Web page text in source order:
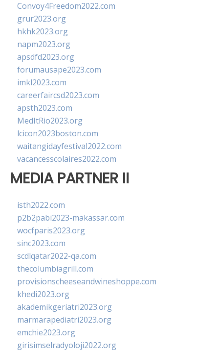
Convoy4Freedom2022.com
grur2023.org
hkhk2023.org
napm2023.org
apsdfd2023.org
forumausape2023.com
imkl2023.com
careerfaircsd2023.com
apsth2023.com
MedItRio2023.org
lcicon2023boston.com
waitangidayfestival2022.com
vacancesscolaires2022.com
MEDIA PARTNER II
isth2022.com
p2b2pabi2023-makassar.com
wocfparis2023.org
sinc2023.com
scdlqatar2022-qa.com
thecolumbiagrill.com
provisionscheeseandwineshoppe.com
khedi2023.org
akademikgeriatri2023.org
marmarapediatri2023.org
emchie2023.org
girisimselradyoloji2022.org